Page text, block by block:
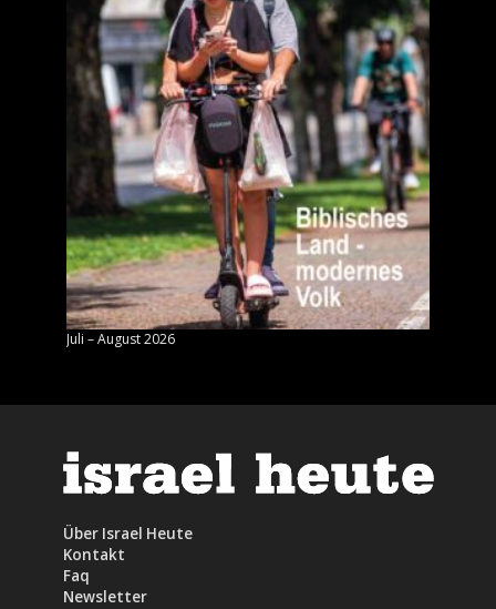
Juli – August 2026
Über Israel Heute
Kontakt
Faq
Newsletter